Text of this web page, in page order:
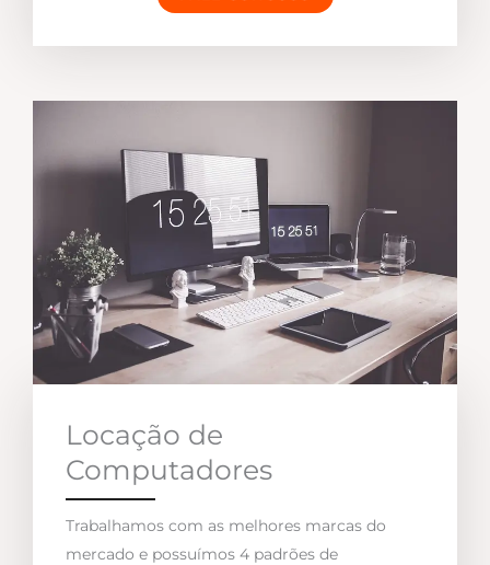
Locação de
Computadores
Trabalhamos com as melhores marcas do
mercado e possuímos 4 padrões de